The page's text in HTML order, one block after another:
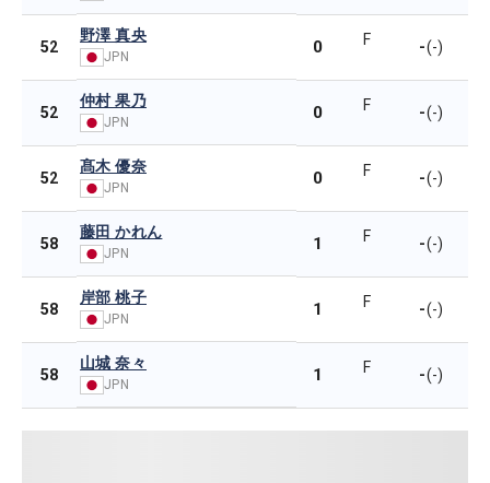
52
野澤 真央
JPN 0 F -(-)
52
仲村 果乃
JPN 0 F -(-)
52
髙木 優奈
JPN 0 F -(-)
58
藤田 かれん
JPN 1 F -(-)
58
岸部 桃子
JPN 1 F -(-)
58
山城 奈々
JPN 1 F -(-)